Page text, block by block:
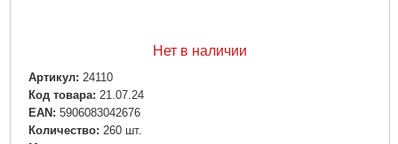
Нет в наличии
Артикул: 24110
Код товара: 21.07.24
EAN: 5906083042676
Количество: 260 шт.